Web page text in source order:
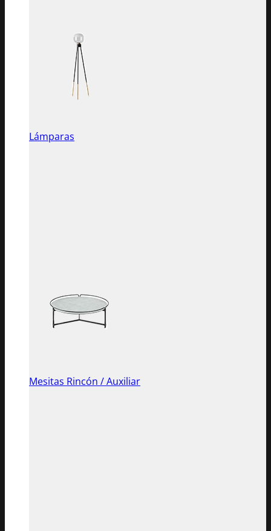
Lámparas
Mesitas Rincón / Auxiliar